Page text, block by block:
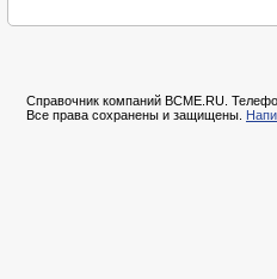
Справочник компаний BCME.RU.
Все права сохранены и защищены.